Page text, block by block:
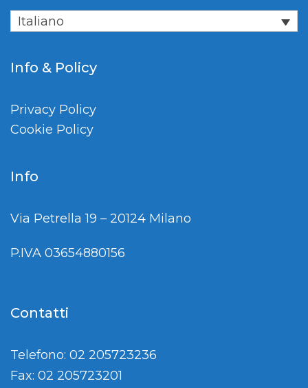
Italiano
Info & Policy
Privacy Policy
Cookie Policy
Info
Via Petrella 19 – 20124 Milano
P.IVA 03654880156
Contatti
Telefono: 02 205723236
Fax: 02 205723201